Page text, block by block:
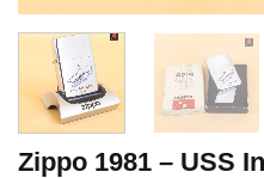
Zippo 1981 – USS